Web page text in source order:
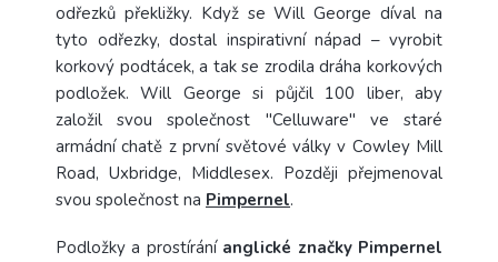
odřezků překližky. Když se Will George díval na
tyto odřezky, dostal inspirativní nápad – vyrobit
korkový podtácek, a tak se zrodila dráha korkových
podložek. Will George si půjčil 100 liber, aby
založil svou společnost "Celluware" ve staré
armádní chatě z první světové války v Cowley Mill
Road, Uxbridge, Middlesex. Později přejmenoval
svou společnost na Pimpernel.
Podložky a prostírání anglické značky Pimpernel